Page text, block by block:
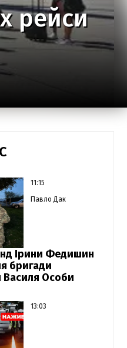
рейси
11:15
Павло Дак
Ірини Федишин
бригади
Василя Особи
13:03